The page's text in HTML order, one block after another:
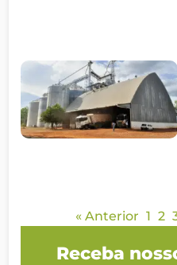
« Anterior 1 2
Receba